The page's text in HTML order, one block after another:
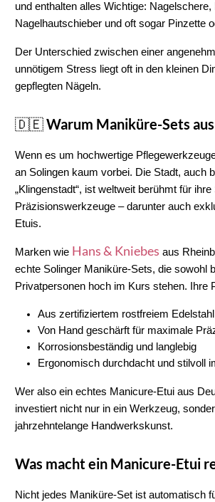
und enthalten alles Wichtige: Nagelschere,
Nagelhautschieber und oft sogar Pinzette
Der Unterschied zwischen einer
unnötigem Stress liegt oft in den kleinen
gepflegten Nägeln.
🇩🇪 Warum Maniküre-Sets aus
Wenn es um hochwertige
an Solingen kaum vorbei. Die Stadt, auch
„Klingenstadt“, ist weltweit berühmt für
Präzisionswerkzeuge – darunter auch
Etuis.
Marken wie Hans & Kniebes aus
echte Solinger Maniküre-Sets, die sowohl
Privatpersonen hoch im Kurs stehen. Ihre
Aus zertifiziertem rostfreiem Edelstahl
Von Hand geschärft für maximale
Korrosionsbeständig und langlebig
Ergonomisch durchdacht und stilvoll
Wer also ein echtes Manicure-Etui aus
jahrzehntelange Handwerkskunst.
Was macht ein Manicure-Etui
Nicht jedes Maniküre-Set ist automatisch